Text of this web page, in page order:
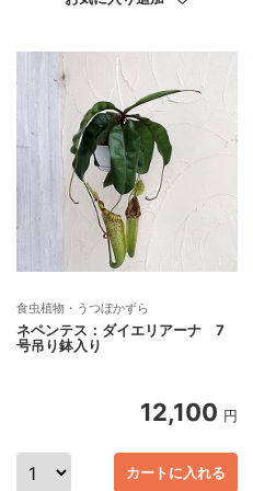
食虫植物・うつぼかずら
ネペンテス：ダイエリアーナ 7
号吊り鉢入り
12,100 円
カートに入れる